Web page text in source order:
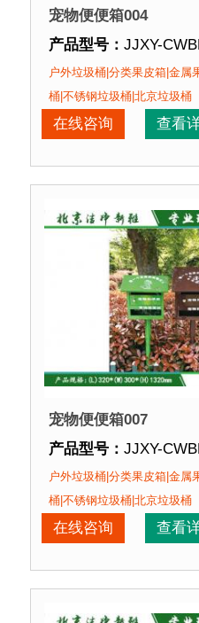
宠物便便箱004
产品型号： JJXY-
产品规格：
产品材质：钢板喷塑
产品周期：现货产品
产品特点：
1、材料
户外垃圾桶|分类果皮箱|金属
桶|不锈钢垃圾桶|北京垃圾桶
在线咨询 查看
宠物便便箱007
产品型号： JJXY-
产品规格：
产品材质：钢板喷塑
产品周期：现货产品
产品特点：
1、材料
户外垃圾桶|分类果皮箱|金属
桶|不锈钢垃圾桶|北京垃圾桶
在线咨询 查看